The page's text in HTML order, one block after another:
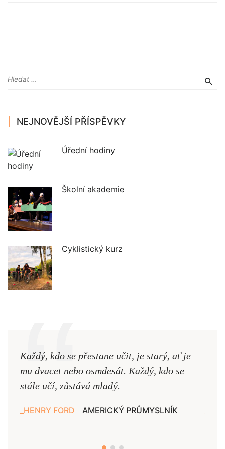
NEJNOVĚJŠÍ PŘÍSPĚVKY
Úřední hodiny
Školní akademie
Cyklistický kurz
Každý, kdo se přestane učit, je starý, ať je
mu dvacet nebo osmdesát. Každý, kdo se
stále učí, zůstává mladý.
HENRY FORD AMERICKÝ PRŮMYSLNÍK